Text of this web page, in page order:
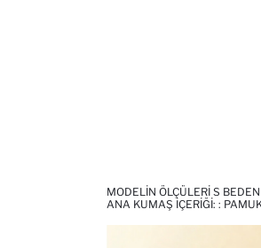
MODELIN ÖLÇÜLERI S
ANA KUMAŞ İÇERIĞI: :